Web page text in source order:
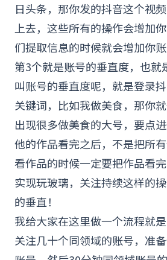
日头条，那你发的抖音这个视
上去，这些所有的操作会增加
们提取信息的时候就会增加你账
第3个就是账号的垂直度，也就
叫账号的垂直度呢，就是登录
关键词，比如我做美食，那你
出现很多做美食的大号，要点
他的作品看完之后，不是把所
看作品的时候一定要把作品看
实现玩玻璃，关注持续这样的
的垂直！
我给大家在这里做一个流程就是
关注几十个同领域的账号，准